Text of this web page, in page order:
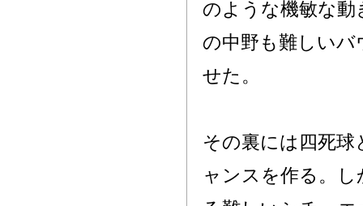
のような機敏な
の中野も難しい
せた。
その裏には四死
ャンスを作る。